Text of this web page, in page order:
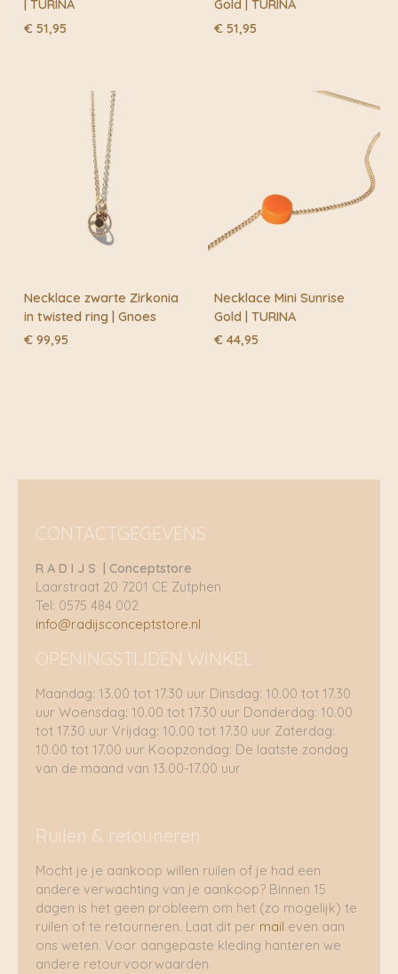
geesten vrijgelaten om gewoon te worden geïnspireerd
| TURINA
€ 51,95
Gold | TURINA
€ 51,95
Necklace zwarte Zirkonia
in twisted ring | Gnoes
€ 99,95
Necklace Mini Sunrise
Gold | TURINA
€ 44,95
CONTACTGEGEVENS
R A D I J S | Conceptstore
Laarstraat 20 7201 CE Zutphen
Tel: 0575 484 002
info@radijsconceptstore.nl
OPENINGSTIJDEN WINKEL
Maandag: 13.00 tot 17.30 uur Dinsdag: 10.00 tot 17.30
uur Woensdag: 10.00 tot 17.30 uur Donderdag: 10.00
tot 17.30 uur Vrijdag: 10.00 tot 17.30 uur Zaterdag:
10.00 tot 17.00 uur Koopzondag: De laatste zondag
van de maand van 13.00-17.00 uur
Ruilen & retouneren
Mocht je je aankoop willen ruilen of je had een
andere verwachting van je aankoop? Binnen 15
dagen is het geen probleem om het (zo mogelijk) te
ruilen of te retourneren. Laat dit per mail even aan
ons weten. Voor aangepaste kleding hanteren we
andere retourvoorwaarden.